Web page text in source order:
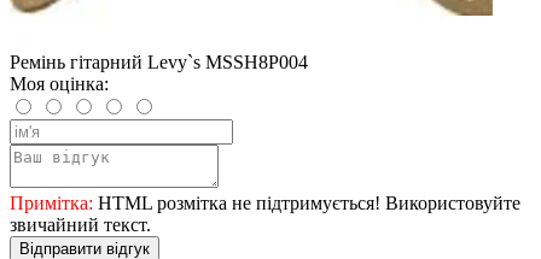
Ремінь гітарний Levy`s MSSH8P004
Моя оцінка:
Примітка: HTML розмітка не підтримується! Використовуйте
звичайний текст.
Відправити відгук